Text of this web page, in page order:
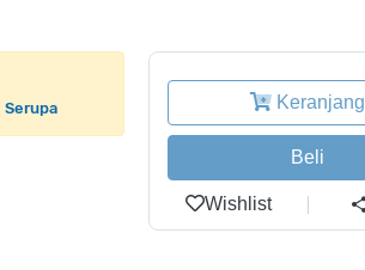
Serupa Keranjang
Beli
Wishlist